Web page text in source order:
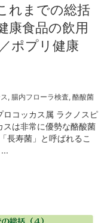
れまでの総括
食品の飲用
ポプリ健康
, 腸内フローラ検査, 酪酸菌
コッカス属 ラクノスピ
スは非常に優勢な酪酸菌
長寿菌」と呼ばれるこ